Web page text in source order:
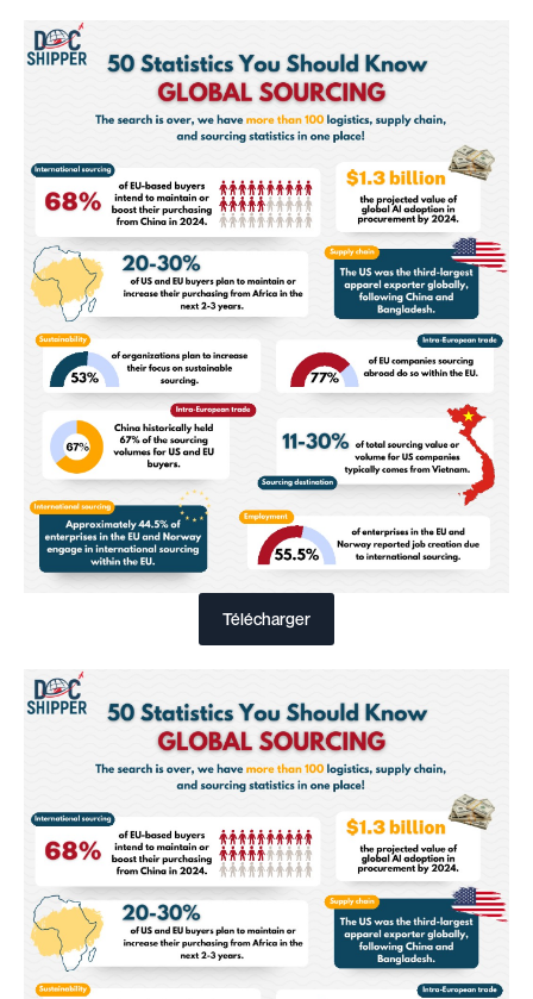
Télécharger